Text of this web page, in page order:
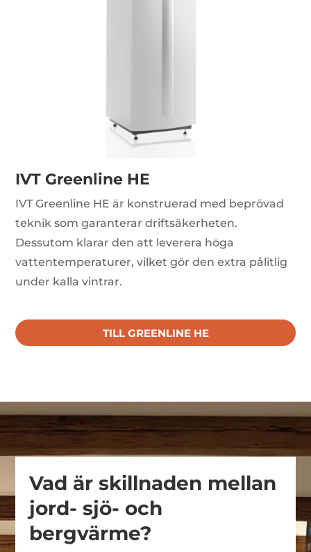
IVT Greenline HE
IVT Greenline HE är konstruerad med beprövad
teknik som garanterar driftsäkerheten.
Dessutom klarar den att leverera höga
vattentemperaturer, vilket gör den extra pålitlig
under kalla vintrar.
TILL GREENLINE HE
Vad är skillnaden mellan
jord- sjö- och
bergvärme?